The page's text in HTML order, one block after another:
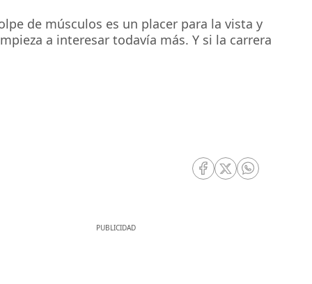
de músculos es un placer para la vista y
a interesar todavía más. Y si la carrera
RRSS Facebook
RRSS Twitter
RRSS